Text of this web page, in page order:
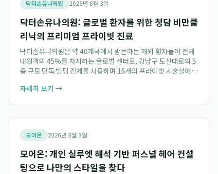
닥터손유나의원 2026년 8월 3일
닥터손유나의원: 글로벌 환자를 위한 청담 비만클
리닉의 프리미엄 프라이빗 진료
닥터손유나의원은 약 40개국에서 방문하는 해외 환자들이 전체
내원객의 45%를 차지하는 글로벌 센터로, 강남구 도산대로의 5
층 규모 단독 빌딩 전체를 사용하며 16개의 프라이빗 시술실에서
곳은 프라이버시 보호를 중시하는...
자세히 보기 →
모어온 2026년 8월 3일
모어온: 개인 실루엣 해석 기반 퍼스널 헤어 컨설
팅으로 나만의 스타일을 찾다